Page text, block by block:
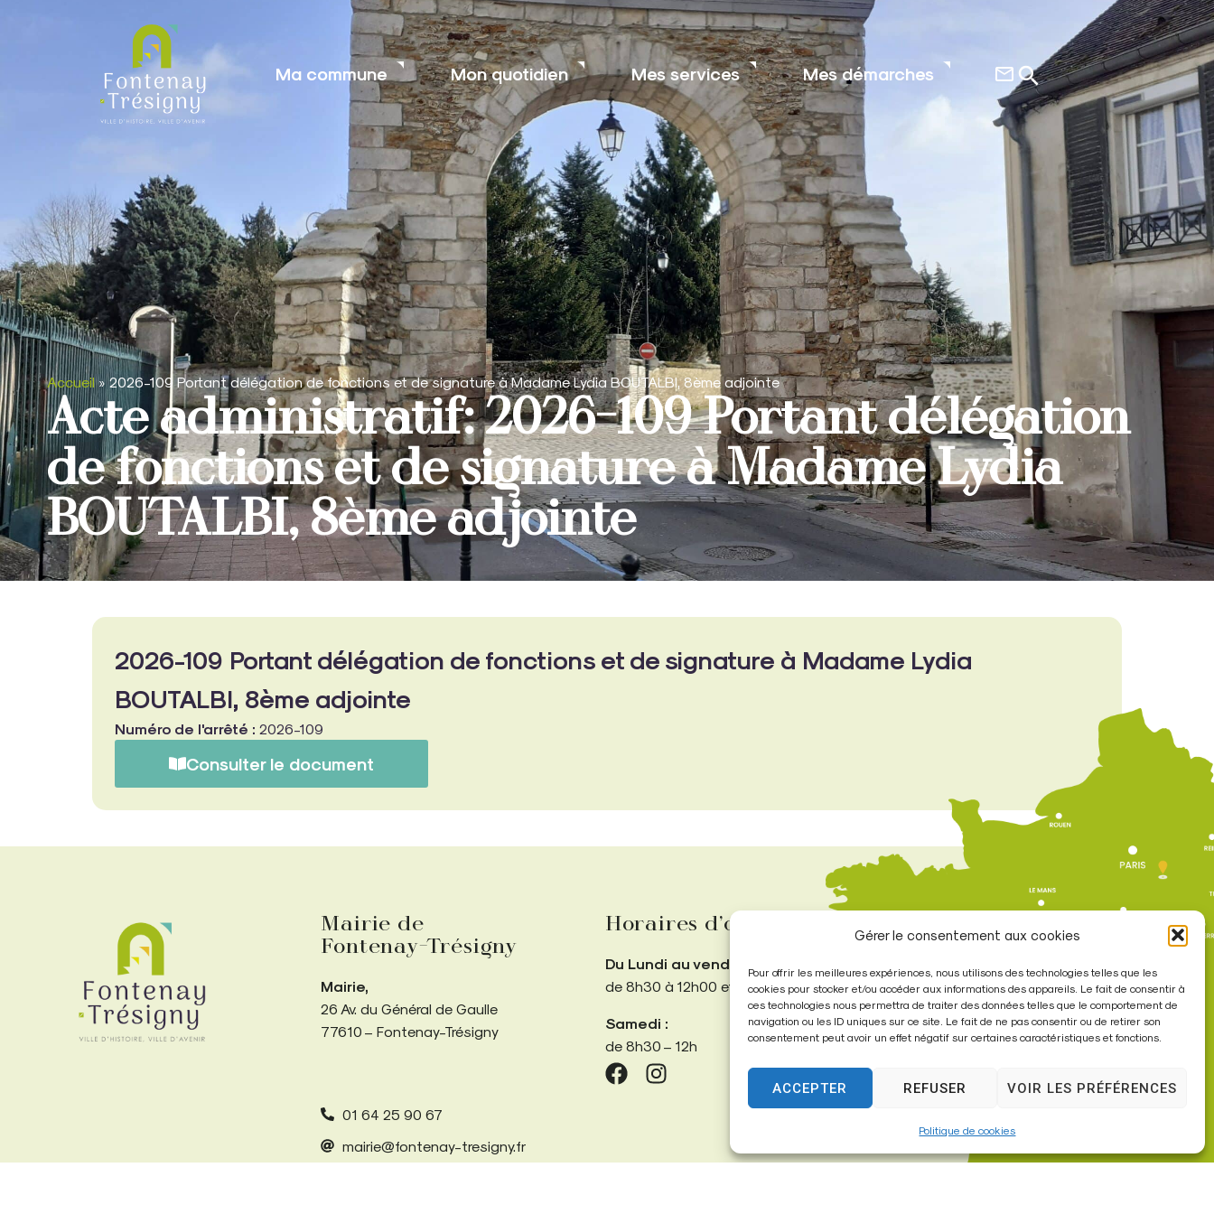
Gérer le consentement aux cookies
Pour offrir les meilleures expériences, nous utilisons des technologies telles que les
cookies pour stocker et/ou accéder aux informations des appareils. Le fait de consentir à
ces technologies nous permettra de traiter des données telles que le comportement de
navigation ou les ID uniques sur ce site. Le fait de ne pas consentir ou de retirer son
consentement peut avoir un effet négatif sur certaines caractéristiques et fonctions.
ACCEPTER REFUSER VOIR LES PRÉFÉRENCES
Politique de cookies
Ma commune Mon quotidien Mes services Mes démarches
Accueil»2026-109 Portant délégation de fonctions et de signature à Madame Lydia BOUTALBI, 8ème adjointe
Acte administratif: 2026-109 Portant délégation
de fonctions et de signature à Madame Lydia
BOUTALBI, 8ème adjointe
2026-109 Portant délégation de fonctions et de signature à Madame Lydia
BOUTALBI, 8ème adjointe
Numéro de l'arrêté : 2026-109
Consulter le document
Mairie de
Fontenay-Trésigny
Mairie,
26 Av. du Général de Gaulle
77610 – Fontenay-Trésigny
01 64 25 90 67
mairie@fontenay-tresigny.fr
Horaires d’ouverture
Du Lundi au vendredi :
de 8h30 à 12h00 et de 13h30 à 17h30
Samedi :
de 8h30 – 12h